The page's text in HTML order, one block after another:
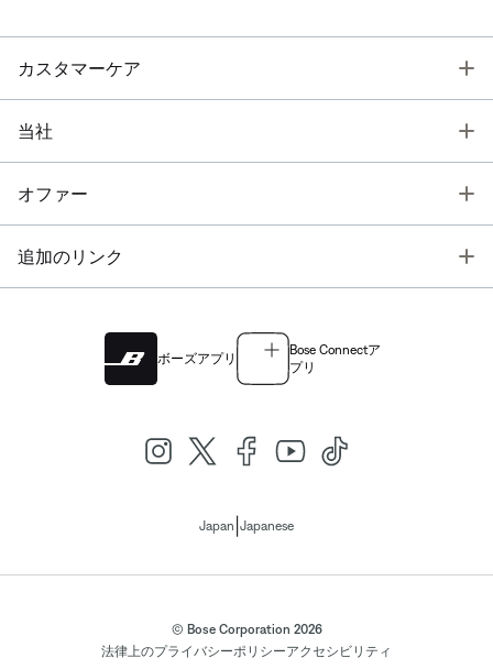
カスタマーケア
当社
オファー
追加のリンク
ボーズアプリ
Bose Connectア
プリ
Japan Japanese
© Bose Corporation 2026
法律上のプライバシーポリシーアクセシビリティ